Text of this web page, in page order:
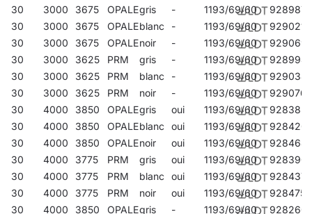
30
3000 3675 OPALEgris - 1193/69/60
928987
30
3000 3675 OPALEblanc - 1193/69/60
929021
30
3000 3675 OPALEnoir - 1193/69/60
929069
30
3000 3625 PRM gris - 1193/69/60
928994
30
3000 3625 PRM blanc - 1193/69/60
929038
30
3000 3625 PRM noir - 1193/69/60
929076
30
4000 3850 OPALEgris oui 1193/69/60
928383
30
4000 3850 OPALEblanc oui 1193/69/60
928420
30
4000 3850 OPALEnoir oui 1193/69/60
928468
30
4000 3775 PRM gris oui 1193/69/60
928390
30
4000 3775 PRM blanc oui 1193/69/60
928437
30
4000 3775 PRM noir oui 1193/69/60
928475
30
4000 3850 OPALEgris - 1193/69/60
928260